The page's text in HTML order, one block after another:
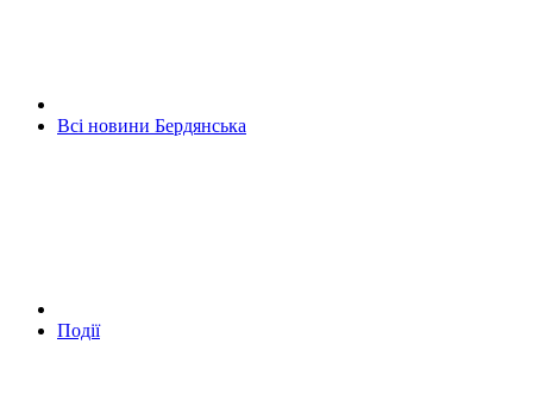
Всі новини Бердянська
Події